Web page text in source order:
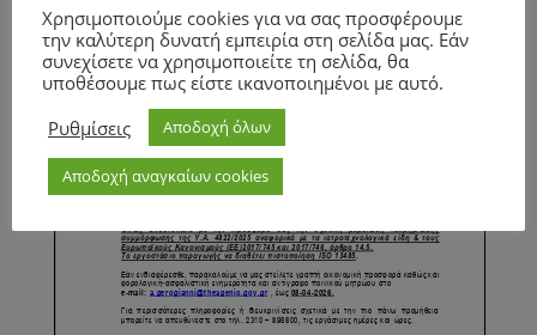
Χρησιμοποιούμε cookies για να σας προσφέρουμε
την καλύτερη δυνατή εμπειρία στη σελίδα μας. Εάν
συνεχίσετε να χρησιμοποιείτε τη σελίδα, θα
υποθέσουμε πως είστε ικανοποιημένοι με αυτό.
Ρυθμίσεις
Αποδοχή όλων
Αποδοχή αναγκαίων cookies